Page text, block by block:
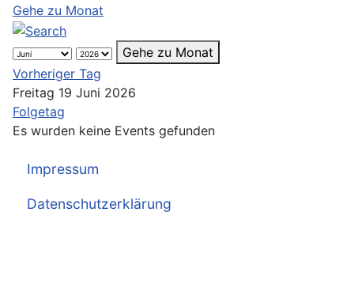
Gehe zu Monat
Gehe zu Monat
Vorheriger Tag
Freitag 19 Juni 2026
Folgetag
Es wurden keine Events gefunden
Impressum
Datenschutzerklärung